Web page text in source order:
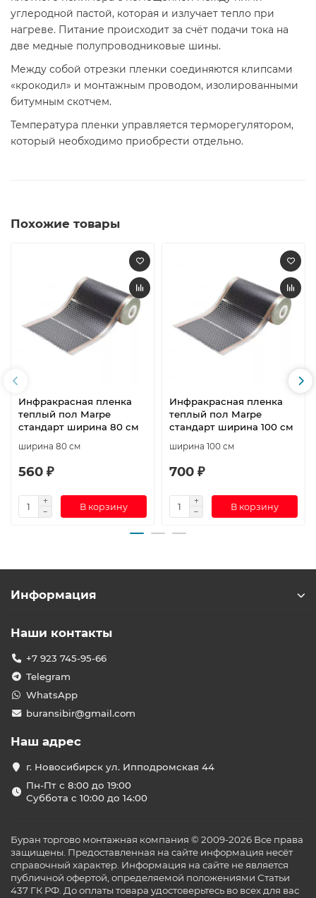
углеродной пастой, которая и излучает тепло при
нагреве. Питание происходит за счёт подачи тока на
две медные полупроводниковые шины.
Между собой отрезки пленки соединяются клипсами
«крокодил» и монтажным проводом, изолированными
битумным скотчем.
Температура пленки управляется терморегулятором,
который необходимо приобрести отдельно.
Похожие товары
Инфракрасная пленка
теплый пол Marpe
стандарт ширина 80 см
ширина 80 см
560 ₽
В корзину
Инфракрасная пленка
теплый пол Marpe
стандарт ширина 100 см
ширина 100 см
700 ₽
В корзину
Информация
Наши контакты
+7 923 745-95-66
Telegram
WhatsApp
buransibir@gmail.com
Наш адрес
г. Новосибирск ул. Ипподромская 44
Пн-Пт с 8:00 до 19:00
Суббота с 10:00 до 14:00
Буран торгово монтажная компания © 2009-2026 Все права
защищены. Предоставленная на сайте информация несёт
справочный характер. Информация на сайте не является
публичной офертой, определяемой положениями Статьи
437 ГК РФ. До оплаты товара удостоверьтесь во всех для вас